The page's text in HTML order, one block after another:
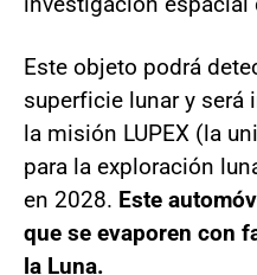
Este objeto podrá
superficie lunar y será
la misión LUPEX (la
para la exploración
en 2028. Este
que se evaporen con
la Luna.